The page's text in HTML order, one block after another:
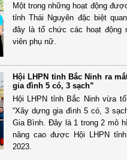
Một trong những hoạt động
tỉnh Thái Nguyên đặc biệt
đây là tổ chức các hoạt động
viên phụ nữ.
Hội LHPN tỉnh Bắc Ninh ra
gia đình 5 có, 3 sạch”
Hội LHPN tỉnh Bắc Ninh vừa
“Xây dựng gia đình 5 có, 3
Gia Bình. Đây là 1 trong 2 mô
nâng cao được Hội LHPN
2023.